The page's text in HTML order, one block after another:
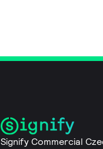
Signify Commercial